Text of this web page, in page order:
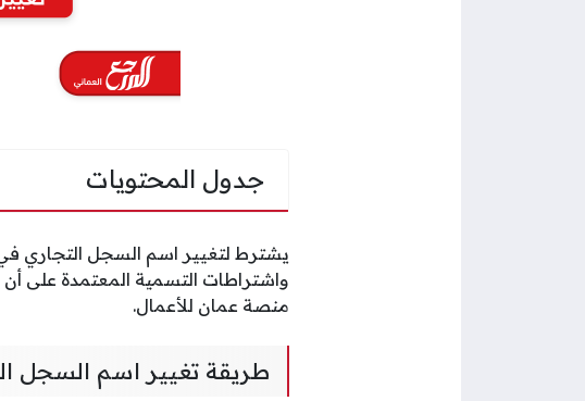
جدول المحتويات
يشترط لتغيير اسم السجل التجاري
واشتراطات التسمية المعتمدة على أن
منصة عمان للأعمال.
طريقة تغيير اسم السجل